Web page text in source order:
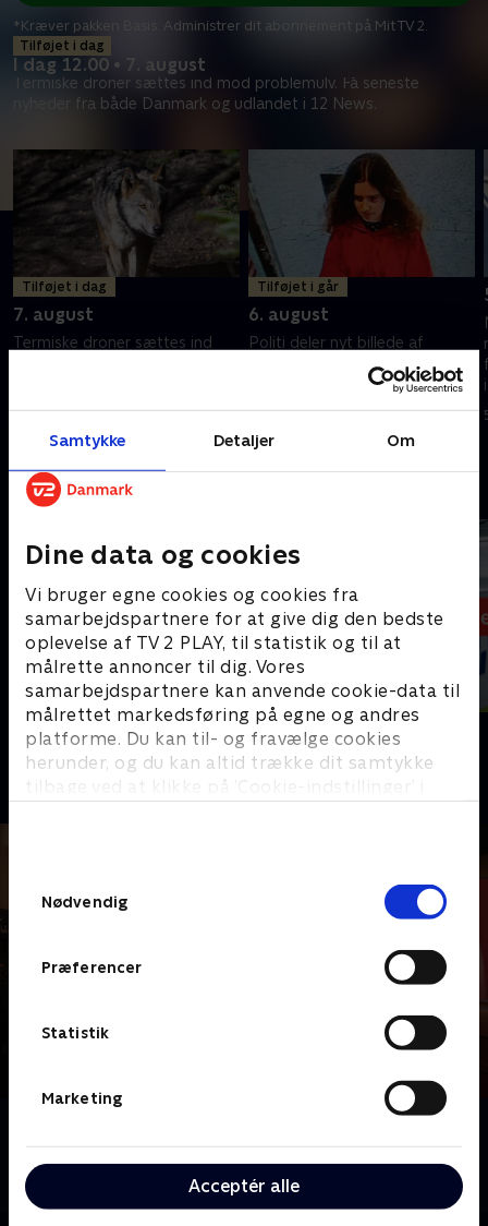
Samtykke Detaljer Om
Dine data og cookies
Vi bruger egne cookies og cookies fra
samarbejdspartnere for at give dig den bedste
oplevelse af TV 2 PLAY, til statistik og til at
målrette annoncer til dig. Vores
samarbejdspartnere kan anvende cookie-data til
målrettet markedsføring på egne og andres
platforme. Du kan til- og fravælge cookies
herunder, og du kan altid trække dit samtykke
tilbage ved at klikke på ’Cookie-indstillinger’ i
Nødvendig
Præferencer
Statistik
Marketing
Acceptér alle
Tilføjet i dag
I dag 12.00 • 7. august
Termiske droner sættes ind mod problemulv. Få seneste
nyheder fra både Danmark og udlandet i 12 News.
*Kræver pakken Basis. Administrer dit abonnement på Mit TV 2.
Tilføjet i dag
7. august
Termiske droner sættes ind
I dag • 22 min
Tilføjet i går
6. august
Politi deler nyt billede af
efterlyste Freja. Få seneste
nyheder fra både Danmark og
I går • 20 min
Andre så også
19 News
Nyheder
Aften News
Nyheder
12 News.